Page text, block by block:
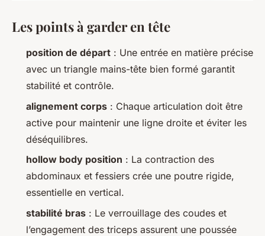
Les points à garder en tête
position de départ : Une entrée en matière précise
avec un triangle mains-tête bien formé garantit
stabilité et contrôle.
alignement corps : Chaque articulation doit être
active pour maintenir une ligne droite et éviter les
déséquilibres.
hollow body position : La contraction des
abdominaux et fessiers crée une poutre rigide,
essentielle en vertical.
stabilité bras : Le verrouillage des coudes et
l’engagement des triceps assurent une poussée